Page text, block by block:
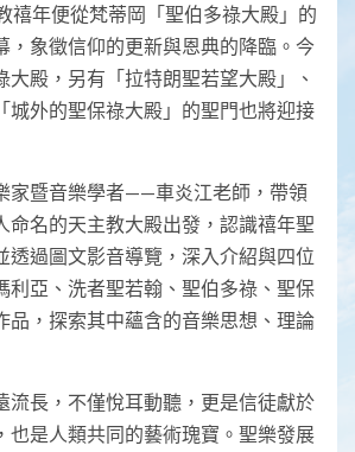
禧年便從梵蒂岡「聖伯多祿大殿」的
，象徵信仰的更新與恩典的降臨。今
大殿，另有「拉特朗聖若望大殿」、
城外的聖保祿大殿」的聖門也將迎接
家暨音樂學者——車炎江老師，帶領
命名的天主教大殿出發，認識禧年聖
透過圖文影音導覽，深入介紹與四位
利亞、洗者聖若翰、聖伯多祿、聖保
品，探索其中蘊含的音樂思想、理論
流長，不僅悅耳動聽，更是信徒獻於
也是人類共同的藝術瑰寶。聖樂發展